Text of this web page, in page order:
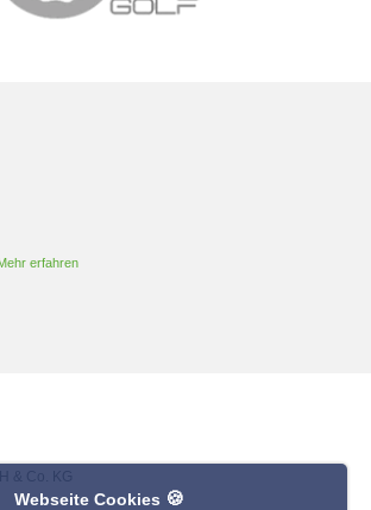
erfahren
& Co. KG
Webseite Cookies 🍪